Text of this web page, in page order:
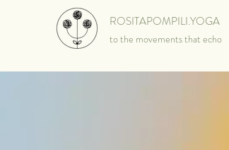
ROSITAPOMPILI.YOGA
to the movements that echo